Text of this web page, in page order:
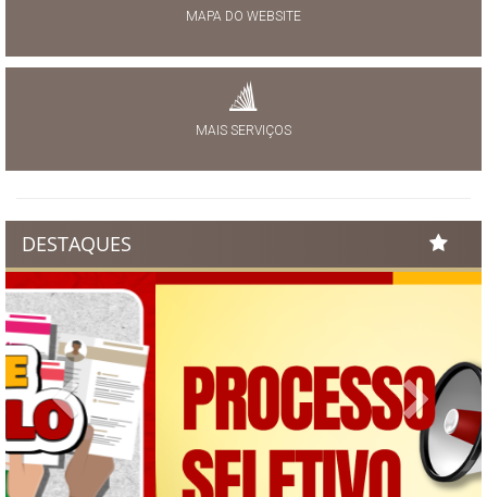
MAPA DO WEBSITE
MAIS SERVIÇOS
DESTAQUES
Previous Next